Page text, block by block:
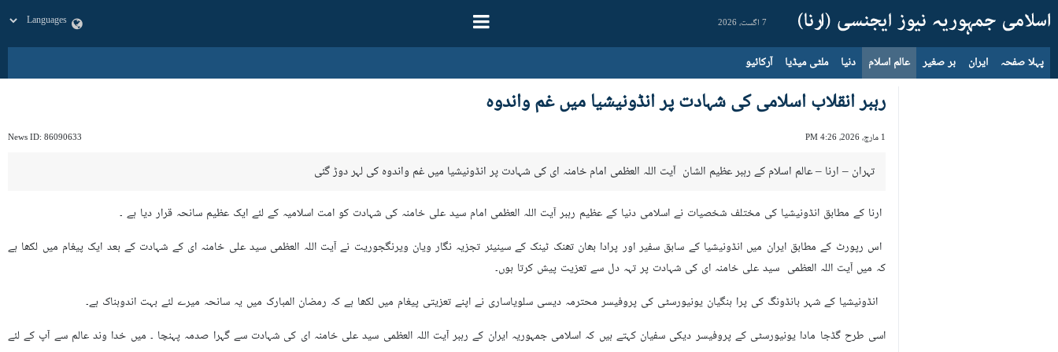
7 اگست، 2026
پہلا صفحہ ایران بر صغیر عالم اسلام دنیا ملٹی میڈیا آرکائیو
رہبر انقلاب اسلامی کی شہادت پر انڈونیشیا میں غم واندوہ
1 مارچ، 2026، 4:26 PM News ID: 86090633
تہران – ارنا – عالم اسلام کے رہبر عظیم الشان آیت اللہ العظمی امام خامنہ ای کی شہادت پر انڈونیشیا میں غم واندوہ کی لہر دوڑ گئی
ارنا کے مطابق انڈونیشیا کی مختلف شخصیات نے اسلامی دنیا کے عظیم رہبر آیت اللہ العظمی امام سید علی خامنہ کی شہادت کو امت اسلامیہ کے لئے ایک عظیم سانحہ قرار دیا ہے ۔
اس رپورٹ کے مطابق ایران میں انڈونیشیا کے سابق سفیر اور پرادا بھان تھنک ٹینک کے سینیئر تجزیہ نگار ویان ویرنگجوریت نے آیت اللہ العظمی سید علی خامنہ ای کے شہادت کے بعد ایک پیغام میں لکھا ہے
کہ میں آیت اللہ العظمی سید علی خامنہ ای کی شہادت پر تہہ دل سے تعزیت پیش کرتا ہوں۔
انڈونیشیا کے شہر بانڈونگ کی پرا ہنگیان یونیورسٹی کی پروفیسر محترمہ دیسی سلویاساری نے اپنے تعزیتی پیغام میں لکھا ہے کہ رمضان المبارک میں یہ سانحہ میرے لئے بہت اندوہناک ہے۔
اسی طرح گڈجا مادا یونیورسٹی کے پروفیسر دیکی سفیان کہتے ہیں کہ اسلامی جمہوریہ ایران کے رہبر آیت اللہ العظمی سید علی خامنہ ای کی شہادت سے گہرا صدمہ پہنچا ۔ میں خدا وند عالم سے آپ کے لئے